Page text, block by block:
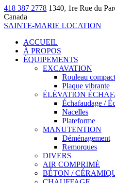
418 387 2778 1340, 1re Rue du
Canada
SAINTE-MARIE LOCATION
ACCUEIL
À PROPOS
ÉQUIPEMENTS
EXCAVATION
Rouleau
Plaque vibrante
ÉLÉVATION
Échafaudage /
Nacelles
Plateforme
MANUTENTION
Déménagement
Remorques
DIVERS
AIR COMPRIMÉ
BÉTON /